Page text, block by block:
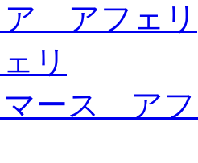
ア アフェリ
リ
マース ア